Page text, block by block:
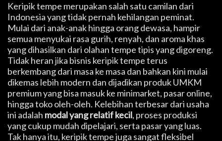
Keripik tempe merupakan salah satu camilan dari
Indonesia yang tidak pernah kehilangan peminat.
Mulai dari anak-anak hingga orang dewasa, hampir
semua menyukai rasa gurih, renyah, dan aroma khas
yang dihasilkan dari olahan tempe tipis yang digoreng.
Tidak heran jika bisnis keripik tempe terus
berkembang dari masa ke masa dan bahkan kini mulai
dikemas lebih modern dan dijadikan produk UMKM
premium yang bisa masuk ke minimarket, pasar online,
hingga toko oleh-oleh. Kelebihan terbesar dari usaha
ini adalah modal yang relatif kecil, proses produksi
yang cukup mudah dipelajari, serta pasar yang luas.
Tak hanya itu, keripik tempe juga sangat fleksibel